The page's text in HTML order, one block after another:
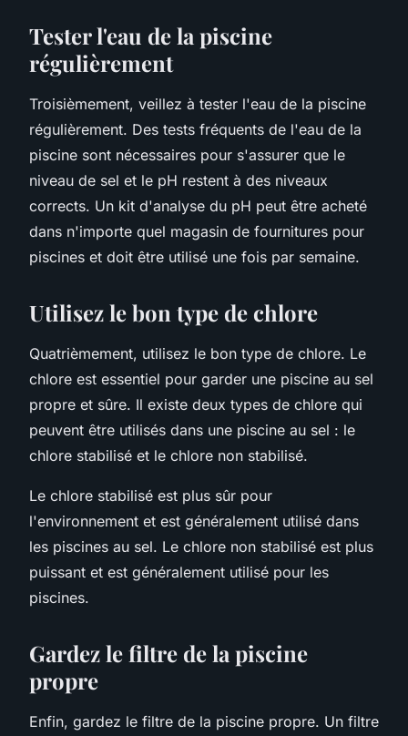
Tester l'eau de la piscine
régulièrement
Troisièmement, veillez à tester l'eau de la piscine
régulièrement. Des tests fréquents de l'eau de la
piscine sont nécessaires pour s'assurer que le
niveau de sel et le pH restent à des niveaux
corrects. Un kit d'analyse du pH peut être acheté
dans n'importe quel magasin de fournitures pour
piscines et doit être utilisé une fois par semaine.
Utilisez le bon type de chlore
Quatrièmement, utilisez le bon type de chlore. Le
chlore est essentiel pour garder une piscine au sel
propre et sûre. Il existe deux types de chlore qui
peuvent être utilisés dans une piscine au sel : le
chlore stabilisé et le chlore non stabilisé.
Le chlore stabilisé est plus sûr pour
l'environnement et est généralement utilisé dans
les piscines au sel. Le chlore non stabilisé est plus
puissant et est généralement utilisé pour les
piscines.
Gardez le filtre de la piscine
propre
Enfin, gardez le filtre de la piscine propre. Un filtre